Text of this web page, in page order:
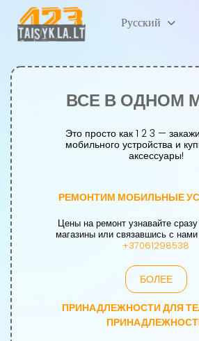
Lietuvių
Русский
ВСЕ В ОДНОМ
Это просто как 1 2 3 —
мобильного устройства и
аксессуары!
РЕМОНТИМ МОБИЛЬНЫЕ
Цены на ремонт узнавайте
магазины или связавшись с
+37061298538
БОЛЕЕ
ПРИНАДЛЕЖНОСТИ ДЛЯ